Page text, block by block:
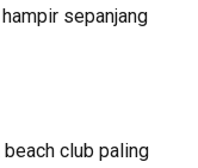
sepanjang
club paling